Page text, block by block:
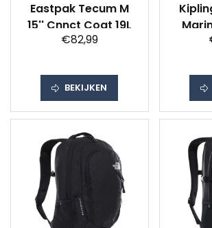
Eastpak Tecum M
15'' Cnnct Coat 19L
€82,99
BEKIJKEN